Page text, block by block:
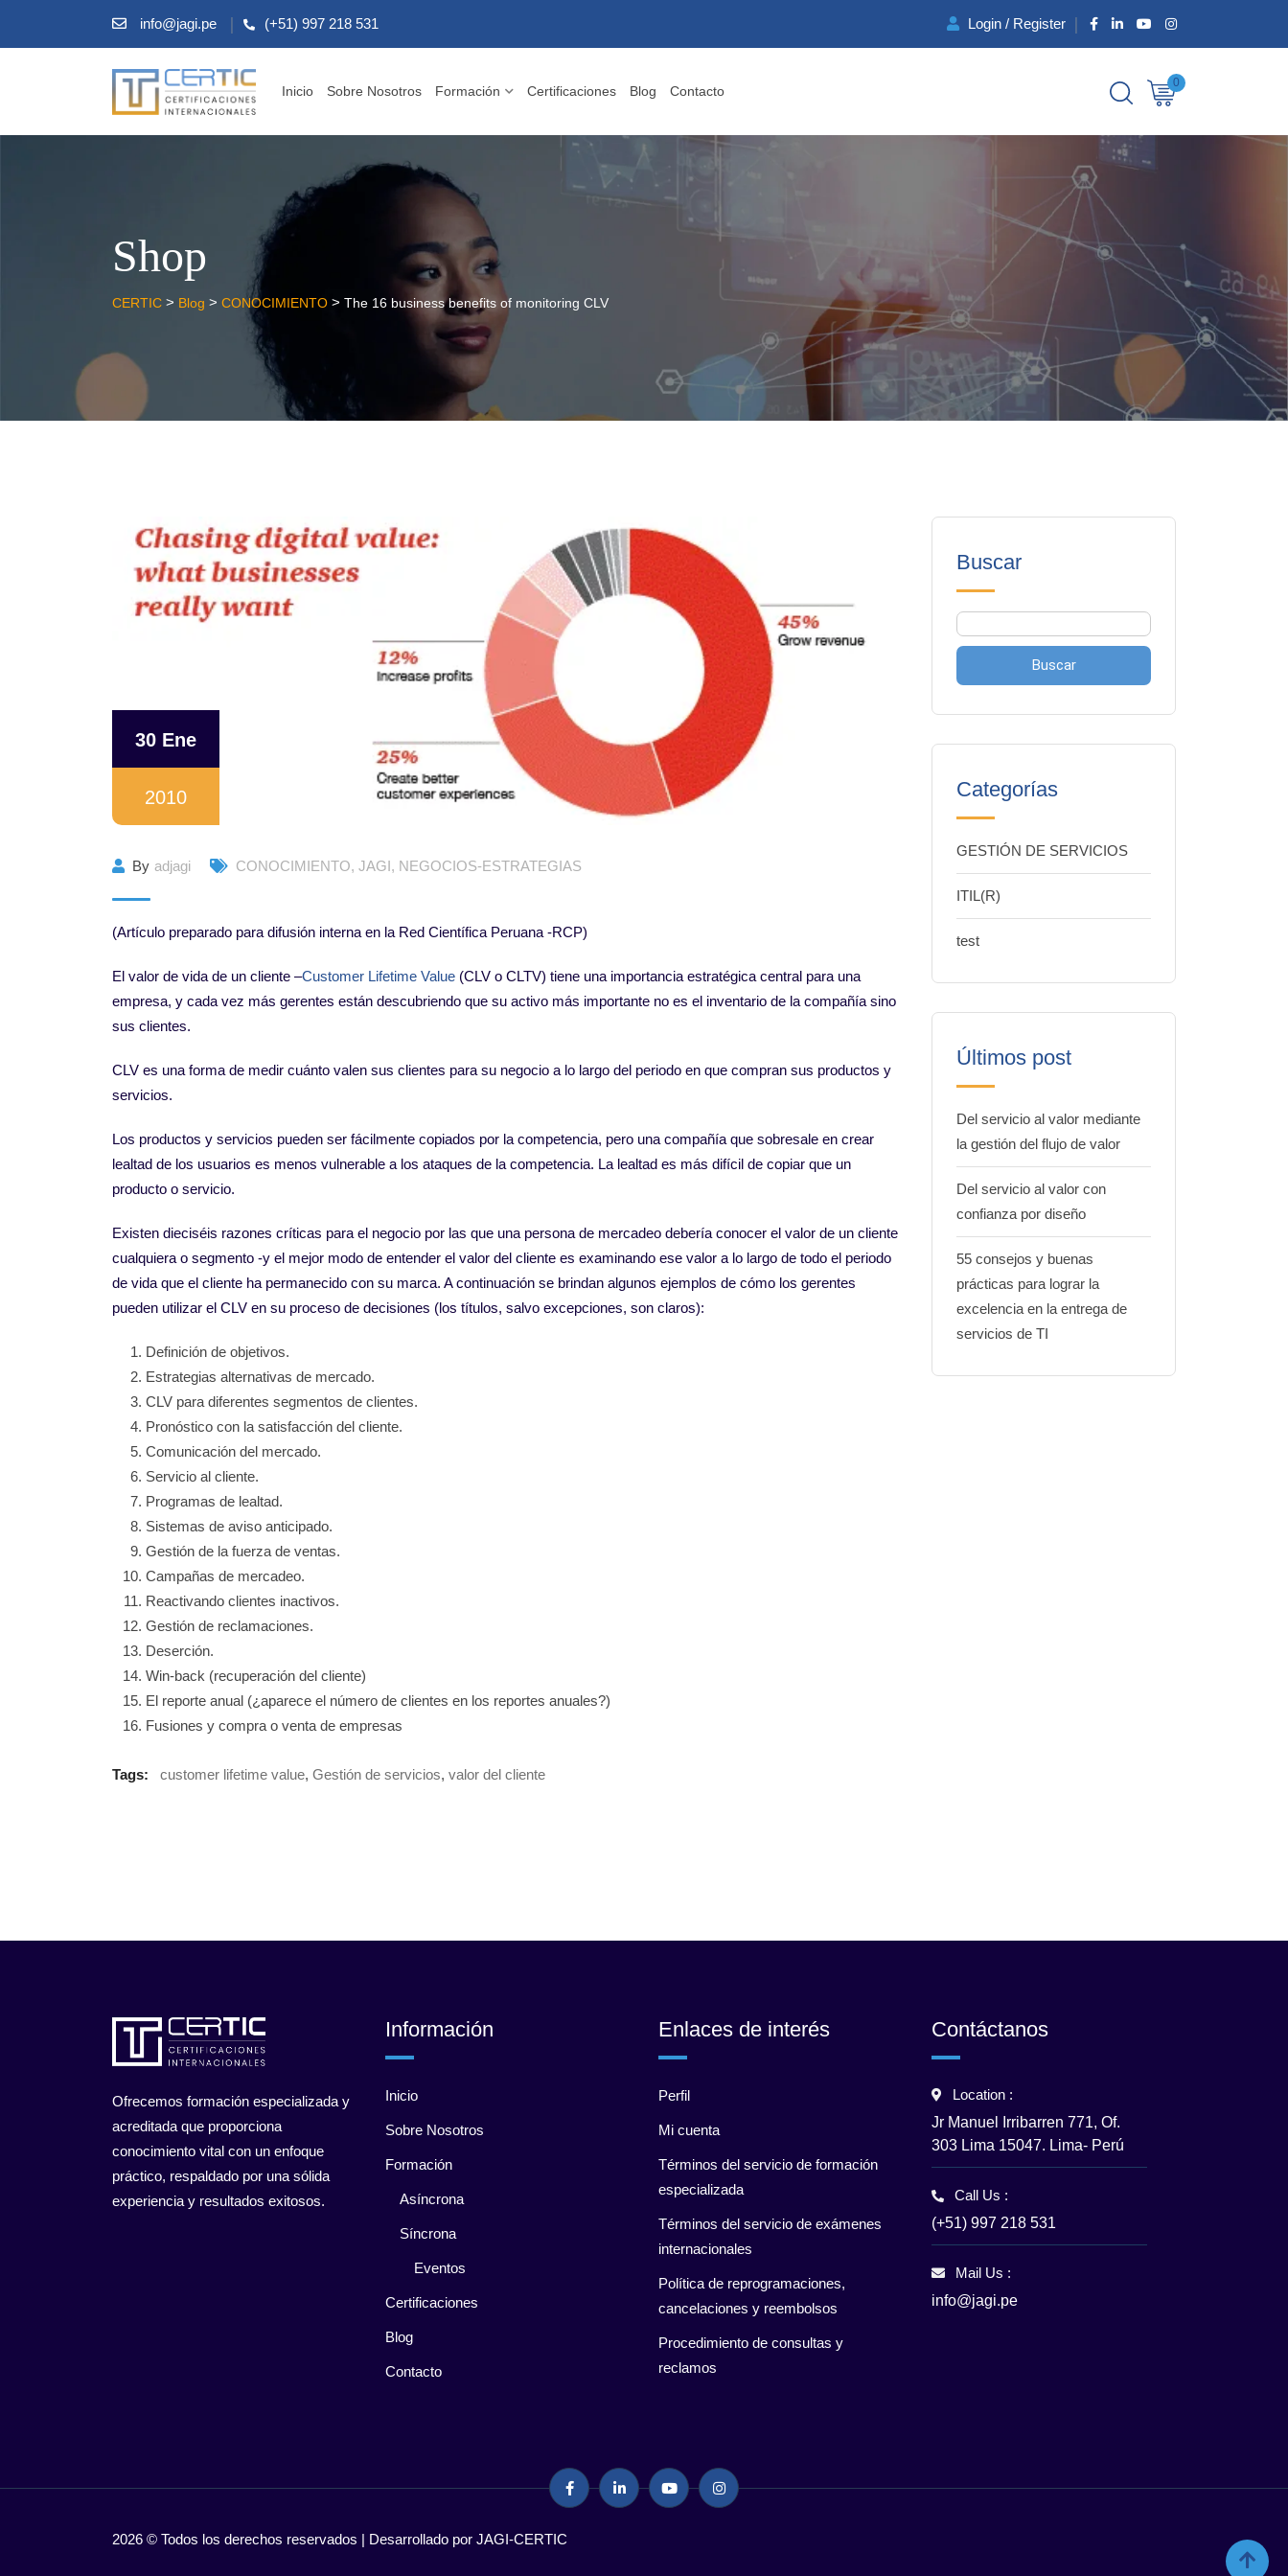
info@jagi.pe (+51) 997 218 531 Login / Register
Inicio Sobre Nosotros Formación Certificaciones Blog Contacto
0
Shop
CERTIC > Blog > CONOCIMIENTO > The 16 business benefits of monitoring CLV
30 Ene
2010
By adjagi CONOCIMIENTO, JAGI, NEGOCIOS-ESTRATEGIAS
(Artículo preparado para difusión interna en la Red Científica Peruana -RCP)
El valor de vida de un cliente –Customer Lifetime Value (CLV o CLTV) tiene una importancia estratégica central para una
empresa, y cada vez más gerentes están descubriendo que su activo más importante no es el inventario de la compañía sino
sus clientes.
CLV es una forma de medir cuánto valen sus clientes para su negocio a lo largo del periodo en que compran sus productos y
servicios.
Los productos y servicios pueden ser fácilmente copiados por la competencia, pero una compañía que sobresale en crear
lealtad de los usuarios es menos vulnerable a los ataques de la competencia. La lealtad es más difícil de copiar que un
producto o servicio.
Existen dieciséis razones críticas para el negocio por las que una persona de mercadeo debería conocer el valor de un cliente
cualquiera o segmento -y el mejor modo de entender el valor del cliente es examinando ese valor a lo largo de todo el periodo
de vida que el cliente ha permanecido con su marca. A continuación se brindan algunos ejemplos de cómo los gerentes
pueden utilizar el CLV en su proceso de decisiones (los títulos, salvo excepciones, son claros):
Definición de objetivos.
Estrategias alternativas de mercado.
CLV para diferentes segmentos de clientes.
Pronóstico con la satisfacción del cliente.
Comunicación del mercado.
Servicio al cliente.
Programas de lealtad.
Sistemas de aviso anticipado.
Gestión de la fuerza de ventas.
Campañas de mercadeo.
Reactivando clientes inactivos.
Gestión de reclamaciones.
Deserción.
Win-back (recuperación del cliente)
El reporte anual (¿aparece el número de clientes en los reportes anuales?)
Fusiones y compra o venta de empresas
Tags: customer lifetime value, Gestión de servicios, valor del cliente
Buscar
Buscar
Categorías
GESTIÓN DE SERVICIOS
ITIL(R)
test
Últimos post
Del servicio al valor mediante
la gestión del flujo de valor
Del servicio al valor con
confianza por diseño
55 consejos y buenas
prácticas para lograr la
excelencia en la entrega de
servicios de TI
Ofrecemos formación especializada y
acreditada que proporciona
conocimiento vital con un enfoque
práctico, respaldado por una sólida
experiencia y resultados exitosos.
Información
Inicio
Sobre Nosotros
Formación
Asíncrona
Síncrona
Eventos
Certificaciones
Blog
Contacto
Enlaces de interés
Perfil
Mi cuenta
Términos del servicio de formación
especializada
Términos del servicio de exámenes
internacionales
Política de reprogramaciones,
cancelaciones y reembolsos
Procedimiento de consultas y
reclamos
Contáctanos
Location :
Jr Manuel Irribarren 771, Of.
303 Lima 15047. Lima- Perú
Call Us :
(+51) 997 218 531
Mail Us :
info@jagi.pe
2026 © Todos los derechos reservados | Desarrollado por JAGI-CERTIC